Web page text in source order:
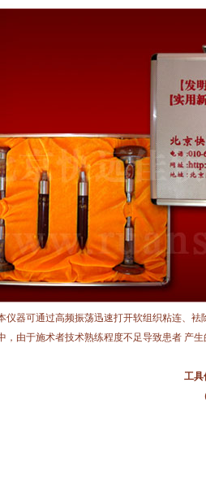
器可通过高频振荡迅速打开软组织粘连、袪
，由于施术者技术熟练程度不足导致患者 产
工